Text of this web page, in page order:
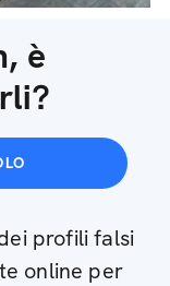
è
profili falsi
online per